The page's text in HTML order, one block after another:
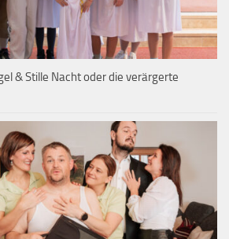
& Stille Nacht oder die verärgerte